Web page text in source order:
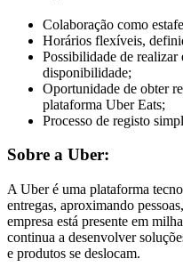
Colaboração como
Horários flexíveis,
Possibilidade de realizar
disponibilidade;
Oportunidade de obter
plataforma Uber Eats;
Processo de registo
Sobre a Uber:
A Uber é uma plataforma
entregas, aproximando
empresa está presente em
continua a desenvolver
e produtos se deslocam.